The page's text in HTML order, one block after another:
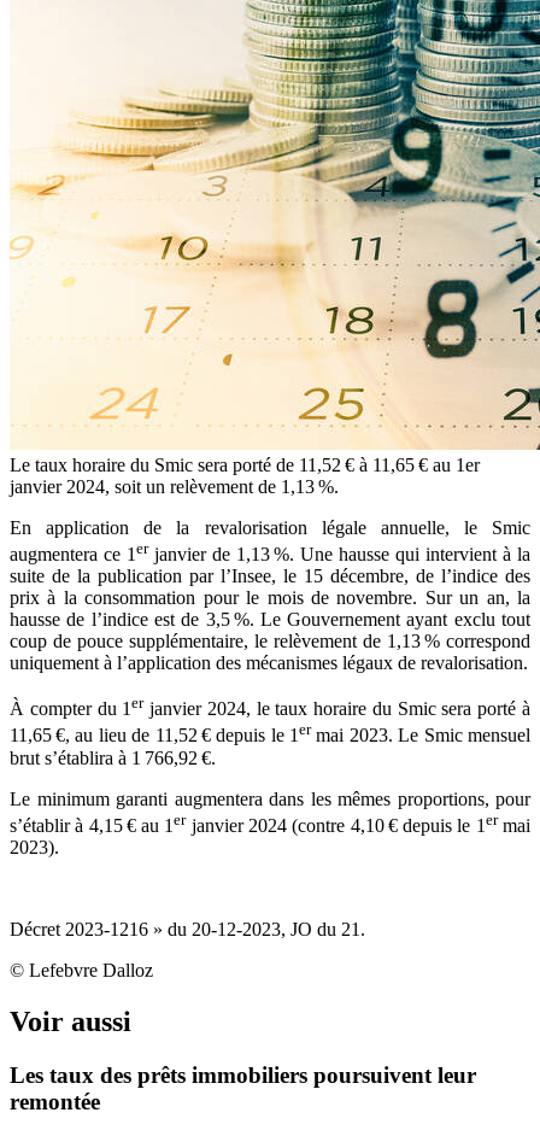
Le taux horaire du Smic sera porté de 11,52 € à 11,65 € au 1er
janvier 2024, soit un relèvement de 1,13 %.
En application de la revalorisation légale annuelle, le Smic
augmentera ce 1 erjanvier de 1,13 %. Une hausse qui intervient à la
suite de la publication par l’Insee, le 15 décembre, de l’indice des
prix à la consommation pour le mois de novembre. Sur un an, la
hausse de l’indice est de 3,5 %. Le Gouvernement ayant exclu tout
coup de pouce supplémentaire, le relèvement de 1,13 % correspond
uniquement à l’application des mécanismes légaux de revalorisation.
À compter du 1erjanvier 2024, le taux horaire du Smic sera porté à
11,65 €, au lieu de 11,52 € depuis le 1ermai 2023. Le Smic mensuel
brut s’établira à 1 766,92 €.
Le minimum garanti augmentera dans les mêmes proportions, pour
s’établir à 4,15 € au 1erjanvier 2024 (contre 4,10 € depuis le 1 ermai
2023).
Décret 2023-1216 » du 20-12-2023, JO du 21.
© Lefebvre Dalloz
Voir aussi
Les taux des prêts immobiliers poursuivent leur
remontée